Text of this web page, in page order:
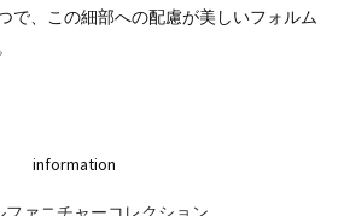
で、この細部への配慮が美しいフォルム
information